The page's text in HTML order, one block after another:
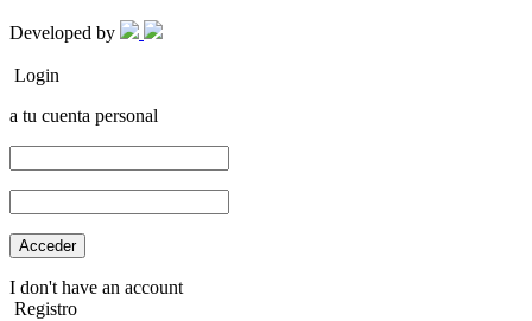
Developed by
Login
a tu cuenta personal
I don't have an account
Registro